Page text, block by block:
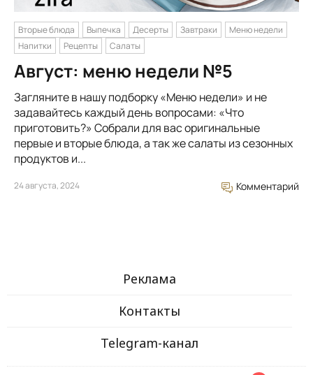
Вторые блюда Выпечка Десерты Завтраки
Меню недели
Напитки
Рецепты Салаты
Август: меню недели №5
Загляните в нашу подборку «Меню недели» и не
задавайтесь каждый день вопросами: «Что
приготовить?» Собрали для вас оригинальные
первые и вторые блюда, а так же салаты из сезонных
продуктов и...
24 августа, 2024 Комментарий
Реклама
Контакты
Telegram-канал